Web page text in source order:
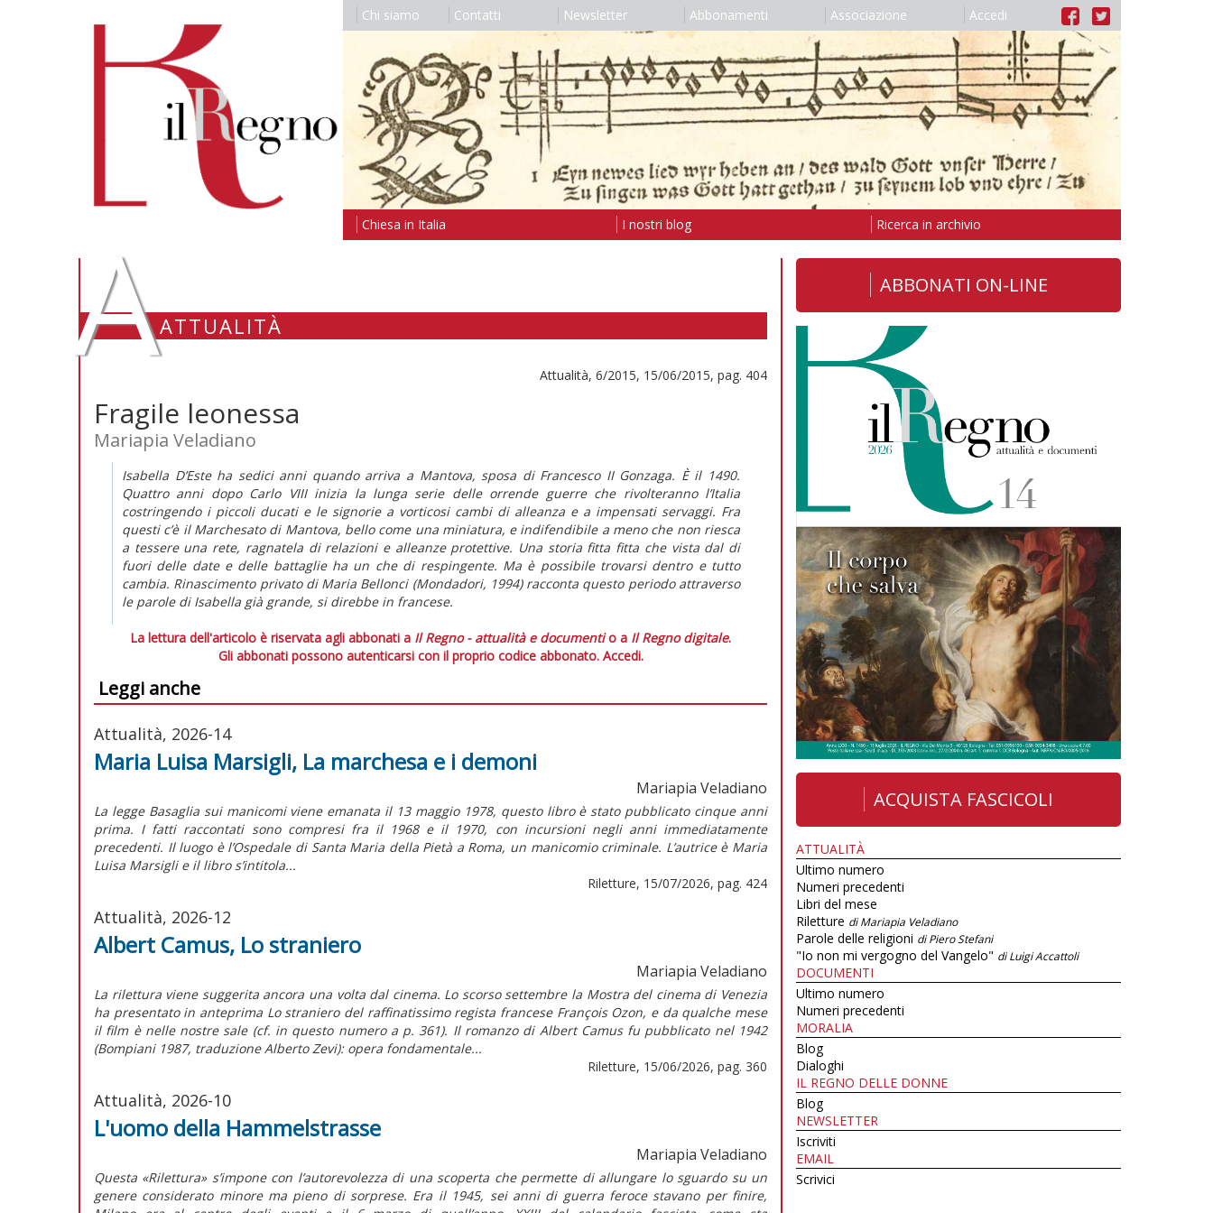
Chi siamo Contatti Newsletter Abbonamenti Associazione Accedi
Chiesa in Italia I nostri blog Ricerca in archivio
AATTUALITÀ
Attualità, 6/2015, 15/06/2015, pag. 404
Fragile leonessa
Mariapia Veladiano
Isabella D’Este ha sedici anni quando arriva a Mantova, sposa di Francesco II Gonzaga. È il 1490.
Quattro anni dopo Carlo VIII inizia la lunga serie delle orrende guerre che rivolteranno l’Italia
costringendo i piccoli ducati e le signorie a vorticosi cambi di alleanza e a impensati servaggi. Fra
questi c’è il Marchesato di Mantova, bello come una miniatura, e indifendibile a meno che non riesca
a tessere una rete, ragnatela di relazioni e alleanze protettive. Una storia fitta fitta che vista dal di
fuori delle date e delle battaglie ha un che di respingente. Ma è possibile trovarsi dentro e tutto
cambia. Rinascimento privato di Maria Bellonci (Mondadori, 1994) racconta questo periodo attraverso
le parole di Isabella già grande, si direbbe in francese.
La lettura dell'articolo è riservata agli abbonati a Il Regno - attualità e documentio a Il Regno digitale.
Gli abbonati possono autenticarsi con il proprio codice abbonato. Accedi.
Leggi anche
Attualità, 2026-14
Maria Luisa Marsigli, La marchesa e i demoni
Mariapia Veladiano
La legge Basaglia sui manicomi viene emanata il 13 maggio 1978, questo libro è stato pubblicato cinque anni
prima. I fatti raccontati sono compresi fra il 1968 e il 1970, con incursioni negli anni immediatamente
precedenti. Il luogo è l’Ospedale di Santa Maria della Pietà a Roma, un manicomio criminale. L’autrice è Maria
Luisa Marsigli e il libro s’intitola...
Riletture, 15/07/2026, pag. 424
Attualità, 2026-12
Albert Camus, Lo straniero
Mariapia Veladiano
La rilettura viene suggerita ancora una volta dal cinema. Lo scorso settembre la Mostra del cinema di Venezia
ha presentato in anteprima Lo straniero del raffinatissimo regista francese François Ozon, e da qualche mese
il film è nelle nostre sale (cf. in questo numero a p. 361). Il romanzo di Albert Camus fu pubblicato nel 1942
(Bompiani 1987, traduzione Alberto Zevi): opera fondamentale...
Riletture, 15/06/2026, pag. 360
Attualità, 2026-10
L'uomo della Hammelstrasse
Mariapia Veladiano
Questa «Rilettura» s’impone con l’autorevolezza di una scoperta che permette di allungare lo sguardo su un
genere considerato minore ma pieno di sorprese. Era il 1945, sei anni di guerra feroce stavano per finire,
ABBONATI ON-LINE
ACQUISTA FASCICOLI
ATTUALITÀ
Ultimo numero
Numeri precedenti
Libri del mese
Riletture di Mariapia Veladiano
Parole delle religioni di Piero Stefani
"Io non mi vergogno del Vangelo" di Luigi Accattoli
DOCUMENTI
Ultimo numero
Numeri precedenti
MORALIA
Blog
Dialoghi
IL REGNO DELLE DONNE
Blog
NEWSLETTER
Iscriviti
EMAIL
Scrivici